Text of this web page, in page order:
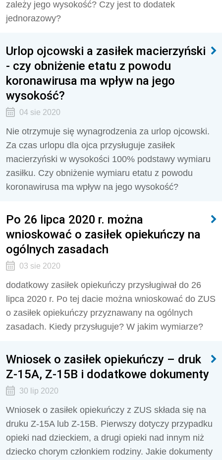
zależy jego wysokość? Czy jest to dodatek
jednorazowy?
Urlop ojcowski a zasiłek macierzyński
- czy obniżenie etatu z powodu
koronawirusa ma wpływ na jego
wysokość?
04 sie 2020
Nie otrzymuje się wynagrodzenia za urlop ojcowski.
Za czas urlopu dla ojca przysługuje zasiłek
macierzyński w wysokości 100% podstawy wymiaru
zasiłku. Czy obniżenie wymiaru etatu z powodu
koronawirusa ma wpływ na jego wysokość?
Po 26 lipca 2020 r. można
wnioskować o zasiłek opiekuńczy na
ogólnych zasadach
03 sie 2020
dodatkowy zasiłek opiekuńczy przysługiwał do 26
lipca 2020 r. Po tej dacie można wnioskować do ZUS
o zasiłek opiekuńczy przyznawany na ogólnych
zasadach. Kiedy przysługuje? W jakim wymiarze?
Wniosek o zasiłek opiekuńczy – druk
Z-15A, Z-15B i dodatkowe dokumenty
30 lip 2020
Wniosek o zasiłek opiekuńczy z ZUS składa się na
druku Z-15A lub Z-15B. Pierwszy dotyczy przypadku
opieki nad dzieckiem, a drugi opieki nad innym niż
dziecko chorym członkiem rodziny. Jakie dokumenty